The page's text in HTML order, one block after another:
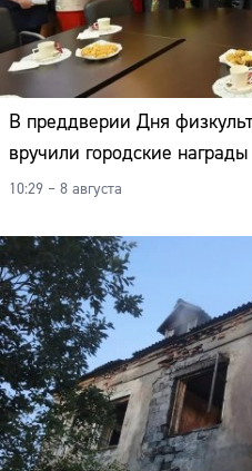
В преддверии Дня
вручили городские награды
10:29 – 8 августа